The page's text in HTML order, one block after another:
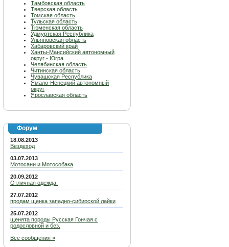
Тамбовская область
Тверская область
Томская область
Тульская область
Тюменская область
Удмуртская Республика
Ульяновская область
Хабаровский край
Ханты-Мансийский автономный
округ - Югра
Челябинская область
Читинская область
Чувашская Республика
Ямало-Ненецкий автономный
округ
Ярославская область
Форум
18.08.2013
Вездеход
03.07.2013
Мотосани и Мотособака
20.09.2012
Отличная одежда.
27.07.2012
продам щенка западно-сибирской лайки
25.07.2012
щенята породы Русская Гончая с
родословной и без.
Все сообщения »